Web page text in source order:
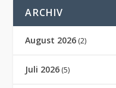
ARCHIV
August 2026 (2)
Juli 2026 (5)